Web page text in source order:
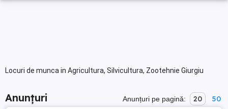
Locuri de munca in Agricultura, Silvicultura, Zootehnie Giurgiu
Anunțuri Anunțuri pe pagină: 20 50